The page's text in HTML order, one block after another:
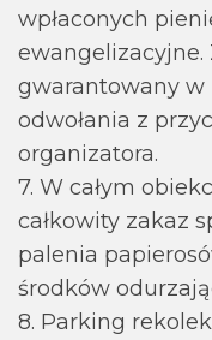
wpłaconych
gwarantowany w
odwołania z
organizatora.
7. W całym
całkowity zakaz
palenia
środków
8. Parking